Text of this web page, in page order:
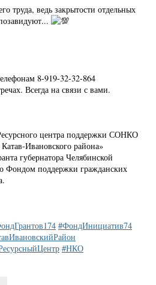
труда, ведь закрытости отдельных
8-919-32-32-864
Всегда на связи с вами.
центра поддержки СОНКО
Ивановского района»
губернатора Челябинской
Фондом поддержки гражданских
#ФондИнициатив74
#НКО